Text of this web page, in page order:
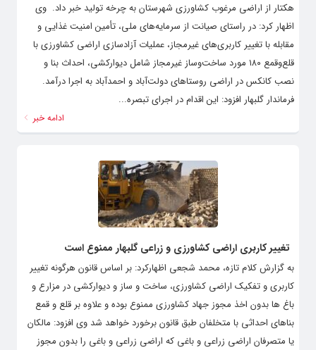
هکتار از اراضی مرغوب کشاورزی شهرستان به چرخه تولید خبر داد. ‌ وی
اظهار کرد: در راستای صیانت از سرمایه‌های ملی، تأمین امنیت غذایی و
مقابله با تغییر کاربری‌های غیرمجاز، عملیات آزادسازی اراضی کشاورزی با
قلع‌وقمع ۱۸۰ مورد ساخت‌وساز غیرمجاز شامل دیوارکشی، احداث بنا و
نصب کانکس در اراضی روستاهای دولت‌آباد و احمدآباد به اجرا درآمد. ‌
فرماندار گلبهار افزود: این اقدام در اجرای تبصره...
ادامه خبر
تغییر کاربری اراضی کشاورزی و زراعی گلبهار ممنوع است
به گزارش کلام تازه، محمد شجعی اظهارکرد: بر اساس قانون هرگونه تغییر
کاربری و تفکیک اراضی کشاورزی، ساخت و ساز و دیوارکشی در مزارع و
باغ ها بدون اخذ مجوز جهاد کشاورزی ممنوع بوده و علاوه بر قلع و قمع
بناهای احداثی با متخلفان طبق قانون برخورد خواهد شد وی افزود: مالکان
یا متصرفان اراضی زراعی و باغی که اراضی زراعی و باغی را بدون مجوز